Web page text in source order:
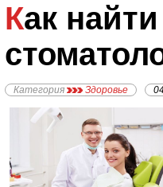
Как найти хорошую
Категория Здоровье